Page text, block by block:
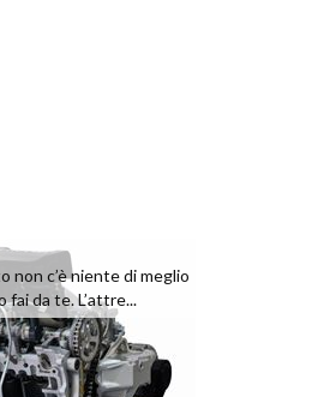
non c’è niente di meglio
da te. L’attre...